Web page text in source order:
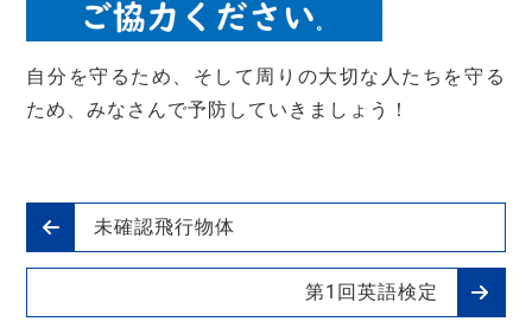
自分を守るため、そして周りの大切な人たちを守る
ため、みなさんで予防していきましょう！
未確認飛行物体
第1回英語検定